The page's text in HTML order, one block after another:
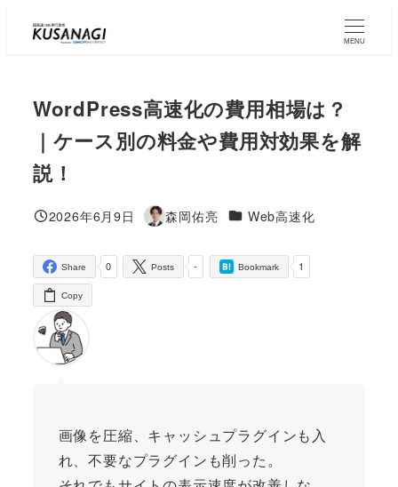
Skip
MENU
WordPress高速化の費用相場は？
｜ケース別の料金や費用対効果を解
説！
Published
2026年6月9日
Author
森岡佑亮 コラムカテゴリ
Web高速化
0
Share -
Posts 1
Bookmark
Copy
画像を圧縮、キャッシュプラグインも入
れ、不要なプラグインも削った。